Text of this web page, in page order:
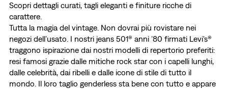
Scopri dettagli curati, tagli eleganti e finiture ricche di
carattere.
Tutta la magia del vintage. Non dovrai più rovistare nei
negozi dell’usato. I nostri jeans 501® anni ’80 firmati Levi's®
traggono ispirazione dai nostri modelli di repertorio preferiti:
resi famosi grazie dalle mitiche rock star con i capelli lunghi,
dalle celebrità, dai ribelli e dalle icone di stile di tutto il
mondo. Il loro taglio genderless sta bene con tutto e appare